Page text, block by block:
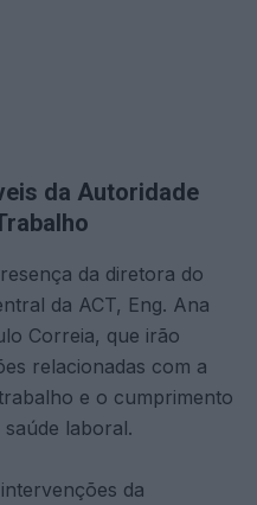
da Autoridade
da diretora do
da ACT, Eng. Ana
Correia, que irão
relacionadas com a
e o cumprimento
laboral.
da